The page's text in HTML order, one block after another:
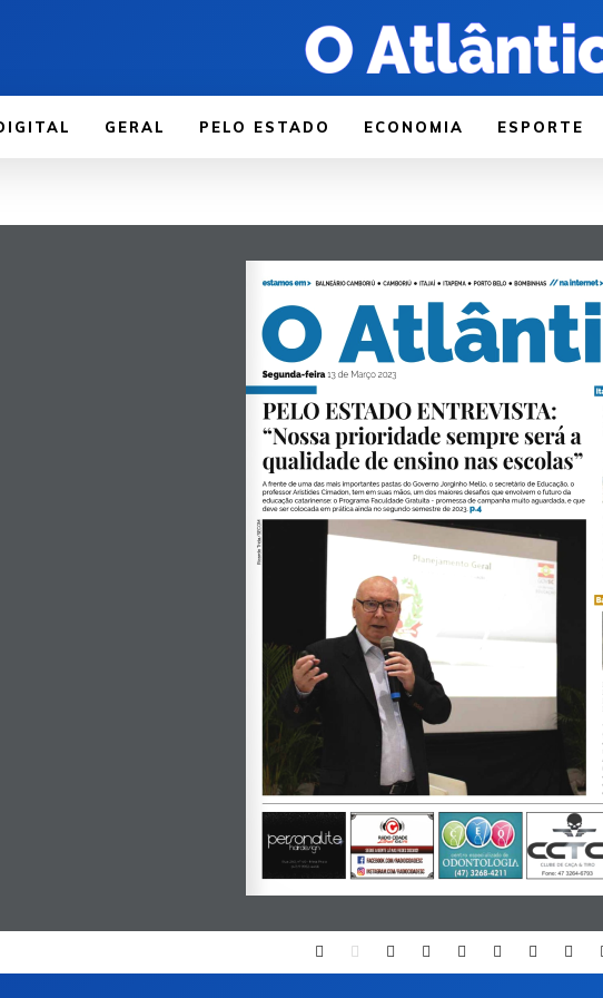
GERAL PELO ESTADO ECONOMIA ESPORTE